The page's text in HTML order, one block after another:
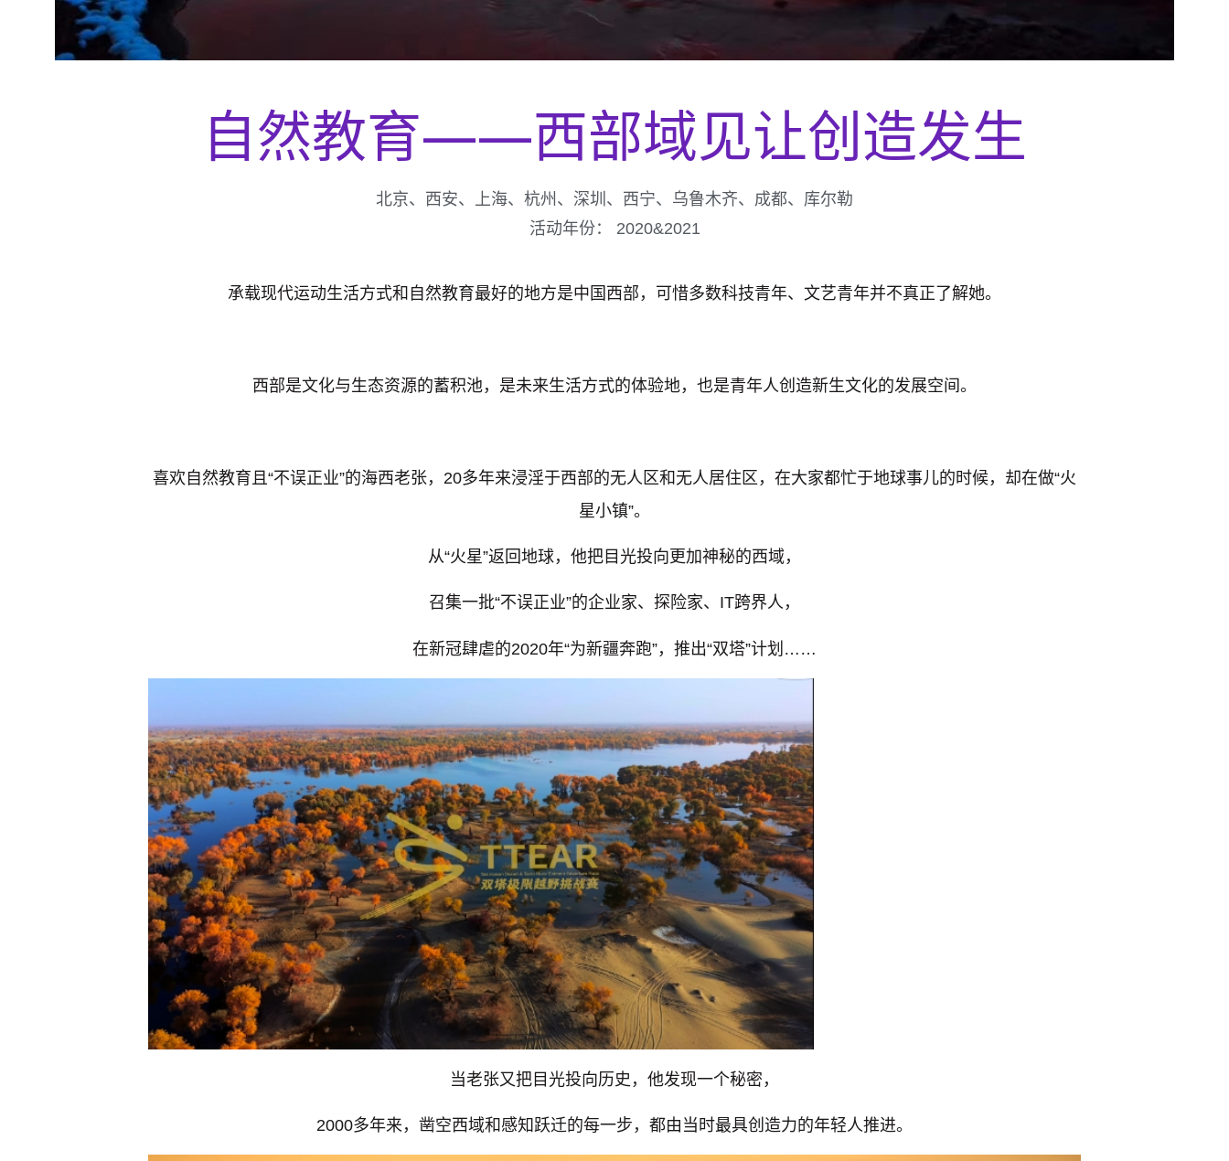
自然教育——西部域见让创造发生
北京、西安、上海、杭州、深圳、西宁、乌鲁木齐、成都、库尔勒
活动年份： 2020&2021
承载现代运动生活方式和自然教育最好的地方是中国西部，可惜多数科技青年、文艺青年并不真正了解她。
西部是文化与生态资源的蓄积池，是未来生活方式的体验地，也是青年人创造新生文化的发展空间。
喜欢自然教育且“不误正业”的海西老张，20多年来浸淫于西部的无人区和无人居住区，在大家都忙于地球事儿的时候，却在做“火
星小镇”。
从“火星”返回地球，他把目光投向更加神秘的西域，
召集一批“不误正业”的企业家、探险家、IT跨界人，
在新冠肆虐的2020年“为新疆奔跑”，推出“双塔”计划……
当老张又把目光投向历史，他发现一个秘密，
2000多年来，凿空西域和感知跃迁的每一步，都由当时最具创造力的年轻人推进。